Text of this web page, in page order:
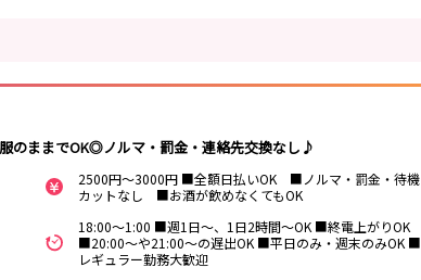
のままでOK◎ノルマ・罰金・連絡先交換なし♪
2500円～3000円 ■全額日払いOK ■ノルマ・罰金・待機
カットなし ■お酒が飲めなくてもOK
18:00～1:00 ■週1日～、1日2時間～OK ■終電上がりOK
■20:00～や21:00～の遅出OK ■平日のみ・週末のみOK ■
レギュラー勤務大歓迎
南草津駅 瀬田駅
夙川駅
塚口駅